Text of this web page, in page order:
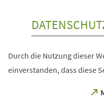
Durch die Nutzung dieser
einverstanden, dass diese